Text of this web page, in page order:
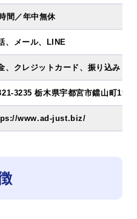
間／年中無休
、メール、LINE
、クレジットカード、振り込み
3235 栃木県宇都宮市鐺山町15ー
www.ad-just.biz/